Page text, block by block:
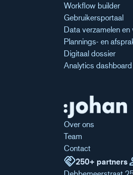
Workflow builder
Gebruikersportaal
Data verzamelen en
Plannings- en
Digitaal dossier
Analytics dashboard
Over ons
Team
Contact
handshake250+ partners